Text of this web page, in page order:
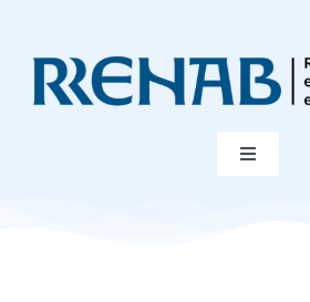
contenu
Toggle